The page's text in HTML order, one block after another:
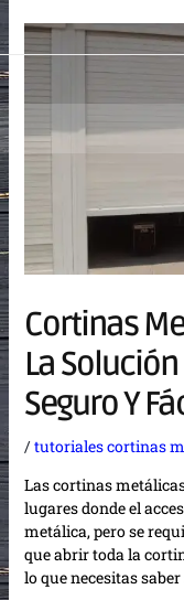
Cortinas
La
Seguro Y
/tutoriales cortinas
Las cortinas
lugares donde el
metálica, pero se
que abrir toda la
lo que necesitas